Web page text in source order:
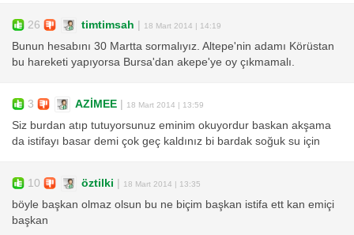
26 timtimsah | 18 Mart 2014 | 14:19
Bunun hesabını 30 Martta sormalıyız. Altepe'nin adamı Körüstan
bu hareketi yapıyorsa Bursa'dan akepe'ye oy çıkmamalı.
3 AZİMEE | 18 Mart 2014 | 13:59
Siz burdan atıp tutuyorsunuz eminim okuyordur baskan akşama
da istifayı basar demi çok geç kaldınız bi bardak soğuk su için
10 öztilki | 18 Mart 2014 | 13:35
böyle başkan olmaz olsun bu ne biçim başkan istifa ett kan emiçi
başkan